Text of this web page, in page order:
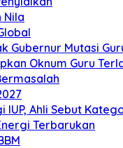
Nila
Gubernur Mutasi
Oknum Guru
IUP, Ahli Sebut
Terbarukan